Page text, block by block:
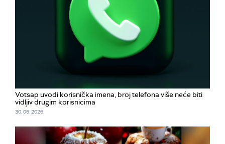
Votsap uvodi korisnička imena, broj telefona više neće biti
vidljiv drugim korisnicima
30. 06. 2026.